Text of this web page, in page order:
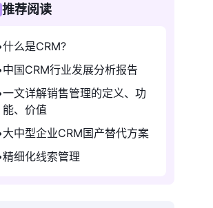
推荐阅读
什么是CRM?
中国CRM行业发展分析报告
一文详解销售管理的定义、功
能、价值
大中型企业CRM国产替代方案
精细化线索管理